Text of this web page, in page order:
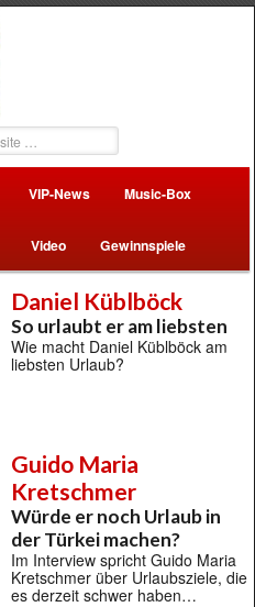
VIP-News Music-Box
Video Gewinnspiele
Daniel Küblböck
So urlaubt er am liebsten
Wie macht Daniel Küblböck am
liebsten Urlaub?
Guido Maria
Kretschmer
Würde er noch Urlaub in
der Türkei machen?
Im Interview spricht Guido Maria
Kretschmer über Urlaubsziele, die
es derzeit schwer haben…